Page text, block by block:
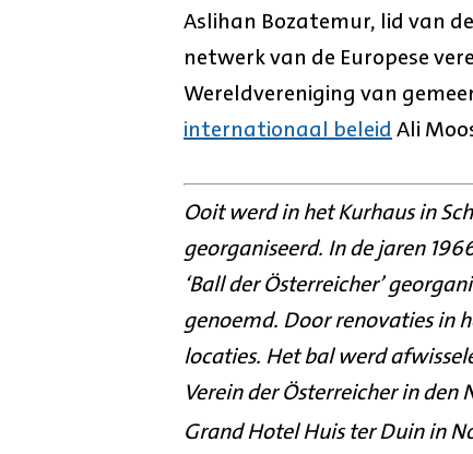
Aslihan Bozatemur, lid van
netwerk van de Europese
Wereldvereniging van
internationaal beleid Ali
Ooit werd in het Kurhaus in
georganiseerd. In de jaren
‘Ball der Österreicher’
genoemd. Door renovaties in
locaties. Het bal werd
Verein der Österreicher in den
Grand Hotel Huis ter Duin in